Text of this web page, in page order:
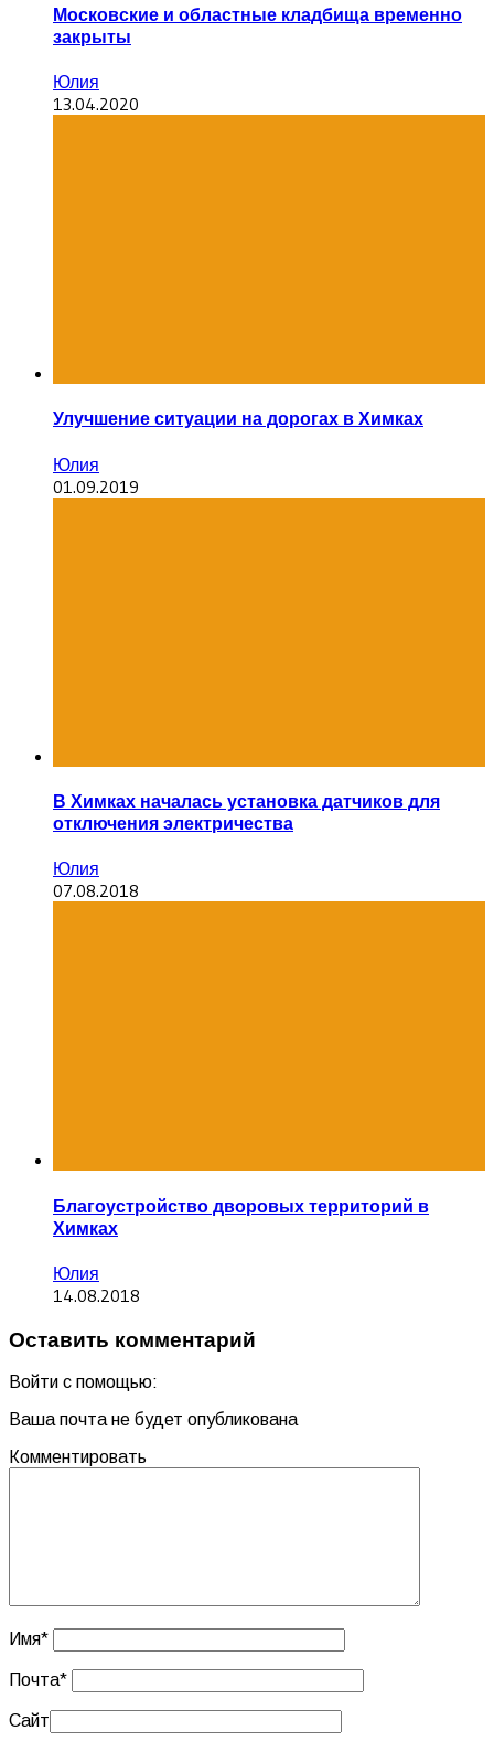
Московские и областные кладбища временно
закрыты
Юлия
13.04.2020
Улучшение ситуации на дорогах в Химках
Юлия
01.09.2019
В Химках началась установка датчиков для
отключения электричества
Юлия
07.08.2018
Благоустройство дворовых территорий в
Химках
Юлия
14.08.2018
Оставить комментарий
Войти с помощью:
Ваша почта не будет опубликована
Комментировать
Имя*
Почта*
Сайт